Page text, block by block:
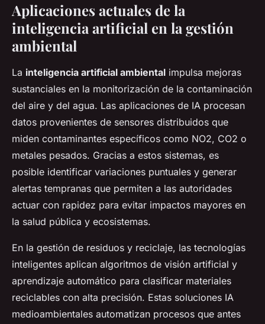
Aplicaciones actuales de la
inteligencia artificial en la gestión
ambiental
La inteligencia artificial ambiental impulsa mejoras
sustanciales en la monitorización de la contaminación
del aire y del agua. Las aplicaciones de IA procesan
datos provenientes de sensores distribuidos que
miden contaminantes específicos como NO2, CO2 o
metales pesados. Gracias a estos sistemas, es
posible identificar variaciones puntuales y generar
alertas tempranas que permiten a las autoridades
actuar con rapidez para evitar impactos mayores en
la salud pública y ecosistemas.
En la gestión de residuos y reciclaje, las tecnologías
inteligentes aplican algoritmos de visión artificial y
aprendizaje automático para clasificar materiales
reciclables con alta precisión. Estas soluciones IA
medioambientales automatizan procesos que antes